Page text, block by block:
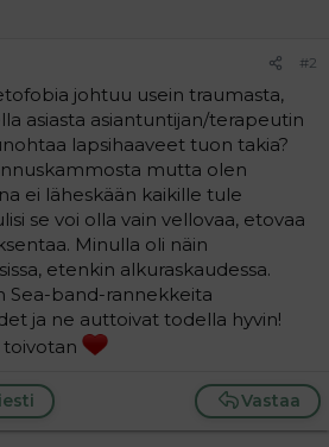
#2
johtuu usein traumasta,
asiasta asiantuntijan/terapeutin
lapsihaaveet tuon takia?
mutta olen
ei läheskään kaikille tule
se voi olla vain vellovaa, etovaa
Minulla oli näin
etenkin alkuraskaudessa.
Sea-band-rannekkeita
ja ne auttoivat todella hyvin!
toivotan
Vastaa